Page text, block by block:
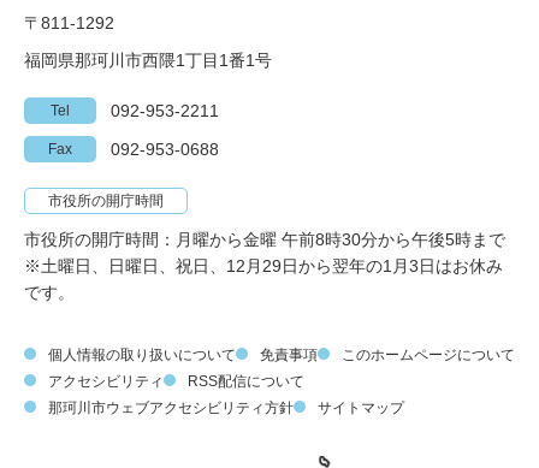
〒811-1292
福岡県那珂川市西隈1丁目1番1号
Tel 092-953-2211
Fax 092-953-0688
市役所の開庁時間
市役所の開庁時間：月曜から金曜 午前8時30分から午後5時まで
※土曜日、日曜日、祝日、12月29日から翌年の1月3日はお休み
です。
個人情報の取り扱いについて 免責事項
このホームページについて
アクセシビリティ
RSS配信について
那珂川市ウェブアクセシビリティ方針
サイトマップ